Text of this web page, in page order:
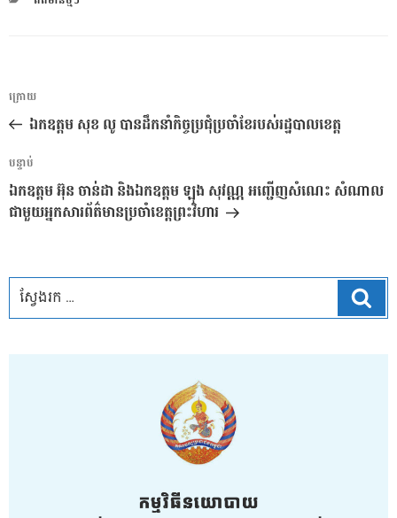
ការ​
នាំទិស​
ប្រកាស
អត្ថបទ
មុន
ក្រោយ
ឯកឧត្តម សុខ លូ បានដឹកនាំកិច្ចប្រជុំប្រចាំខែរបស់រដ្ឋបាលខេត្ត
អត្ថបទ
បន្ទាប់
បន្ទាប់
ឯកឧត្តម អ៊ុន ចាន់ដា និង​ឯកឧត្តម ឡុង​ សុវណ្ណ​ អញ្ជើញ​សំណេះ សំណាល
ជាមួយអ្នកសារព័ត៌មានប្រចាំខេត្តព្រះវិហារ